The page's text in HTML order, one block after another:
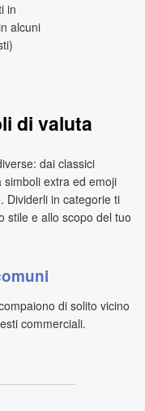
in
alcuni
di valuta
dai classici
extra ed emoji
Dividerli in categorie ti
stile e allo scopo del tuo
di solito vicino
commerciali.